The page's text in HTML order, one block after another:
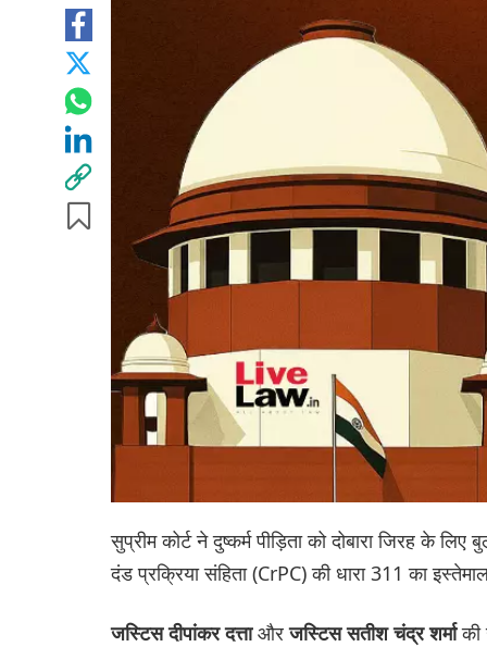
सुप्रीम कोर्ट ने दुष्कर्म पीड़िता को दोबारा जिरह के
दंड प्रक्रिया संहिता (CrPC) की धारा 311 का
जस्टिस दीपांकर दत्ता औरजस्टिस सतीश चंद्र शर्माकी